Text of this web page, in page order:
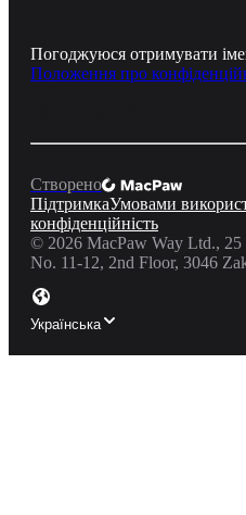
Погоджуюся отримувати
Положення про
Створено
ПідтримкаУмовами
конфіденційність
© 2026 MacPaw Way Ltd.,
No. 11-12, 2nd Floor, 3046
Українська